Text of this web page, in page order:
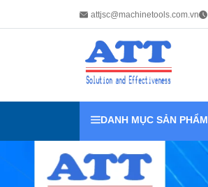
attjsc@machinetools.com.vn
DANH MỤC SẢN PHẨM